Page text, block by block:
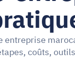
entreprise
coûts,